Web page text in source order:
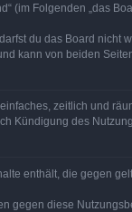
(im Folgenden „das
du das Board
kann von beiden
zeitlich und
Kündigung des
enthält, die gegen
gegen diese